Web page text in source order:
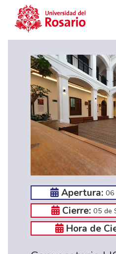
Apertura: 06
Cierre: 05 de
Hora de